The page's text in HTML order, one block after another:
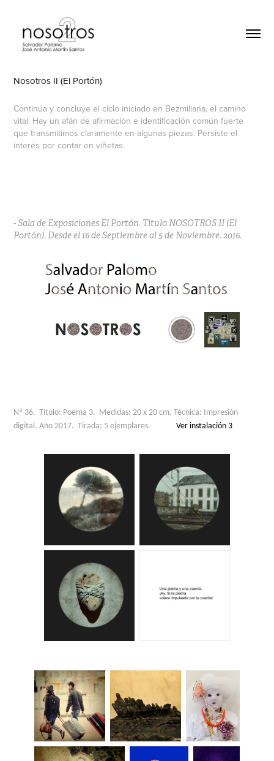
Nosotros II (El Portón)
Continúa y concluye el ciclo iniciado en Bezmiliana, el camino
vital. Hay un afán de afirmación e identificación común fuerte
que transmitimos claramente en algunas piezas. Persiste el
interés por contar en viñetas.
- Sala de Exposiciones El Portón. Título NOSOTROS II (El
Portón). Desde el 16 de Septiembre al 5 de Noviembre. 2016.
Nº 36. Título: Poema 3. Medidas: 20 x 20 cm. Técnica: Impresión
digital. Año 2017. Tirada: 5 ejemplares.Ver instalación 3